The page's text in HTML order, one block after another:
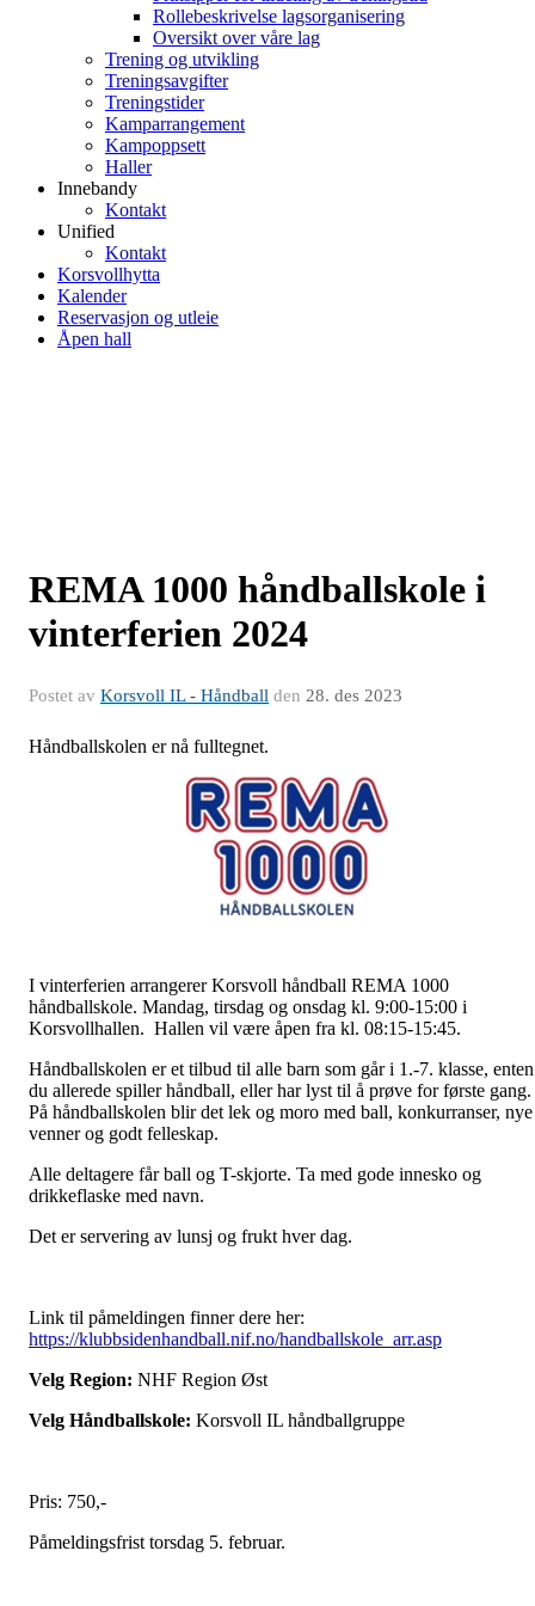
Rollebeskrivelse lagsorganisering
Oversikt over våre lag
Trening og utvikling
Treningsavgifter
Treningstider
Kamparrangement
Kampoppsett
Haller
Innebandy
Kontakt
Unified
Kontakt
Korsvollhytta
Kalender
Reservasjon og utleie
Åpen hall
REMA 1000 håndballskole i
vinterferien 2024
Postet av Korsvoll IL - Håndball den 28. des 2023
Håndballskolen er nå fulltegnet.
I vinterferien arrangerer Korsvoll håndball REMA 1000
håndballskole. Mandag, tirsdag og onsdag kl. 9:00-15:00 i
Korsvollhallen. Hallen vil være åpen fra kl. 08:15-15:45.
Håndballskolen er et tilbud til alle barn som går i 1.-7. klasse, enten
du allerede spiller håndball, eller har lyst til å prøve for første gang.
På håndballskolen blir det lek og moro med ball, konkurranser, nye
venner og godt felleskap.
Alle deltagere får ball og T-skjorte. Ta med gode innesko og
drikkeflaske med navn.
Det er servering av lunsj og frukt hver dag.
Link til påmeldingen finner dere her:
https://klubbsidenhandball.nif.no/handballskole_arr.asp
Velg Region: NHF Region Øst
Velg Håndballskole: Korsvoll IL håndballgruppe
Pris: 750,-
Påmeldingsfrist torsdag 5. februar.